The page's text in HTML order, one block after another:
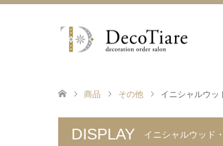
商品 その他 イニシャルウッ
DISPLAY イニシャルウッド